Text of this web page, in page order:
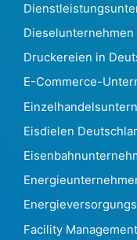
Finnland
Frankreich
Französisch-
Gabun386
Das
Georgia 1.911
Deutschland
Gibraltar721
Griechenland
Grönland7.880
Dieselunternehmen
Druckereien in
E-Commerce-
Eisdielen
Facility